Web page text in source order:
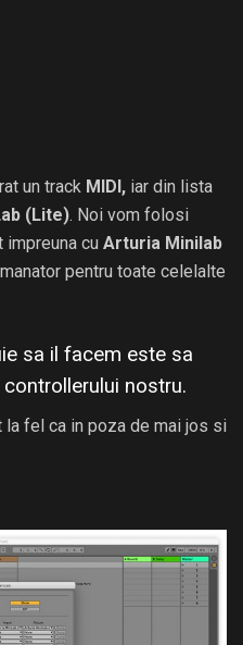
un track MIDI, iar din lista
(Lite). Noi vom folosi
impreuna cu Arturia Minilab
pentru toate celelalte
sa il facem este sa
nostru.
fel ca in poza de mai jos si